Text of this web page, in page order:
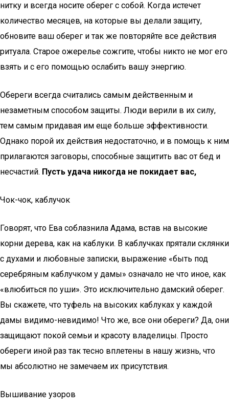
нитку и всегда носите оберег с собой. Когда истечет
количество месяцев, на которые вы делали защиту,
обновите ваш оберег и так же повторяйте все действия
ритуала. Старое ожерелье сожгите, чтобы никто не мог его
взять и с его помощью ослабить вашу энергию.
Обереги всегда считались самым действенным и
незаметным способом защиты. Люди верили в их силу,
тем самым придавая им еще больше эффективности.
Однако порой их действия недостаточно, и в помощь к ним
прилагаются заговоры, способные защитить вас от бед и
несчастий. Пусть удача никогда не покидает вас,
Чок-чок, каблучок
Говорят, что Ева соблазнила Адама, встав на высокие
корни дерева, как на каблуки. В каблучках прятали склянки
с духами и любовные записки, выражение «быть под
серебряным каблучком у дамы» означало не что иное, как
«влюбиться по уши». Это исключительно дамский оберег.
Вы скажете, что туфель на высоких каблуках у каждой
дамы видимо-невидимо! Что же, все они обереги? Да, они
защищают покой семьи и красоту владелицы. Просто
обереги иной раз так тесно вплетены в нашу жизнь, что
мы абсолютно не замечаем их присутствия.
Вышивание узоров